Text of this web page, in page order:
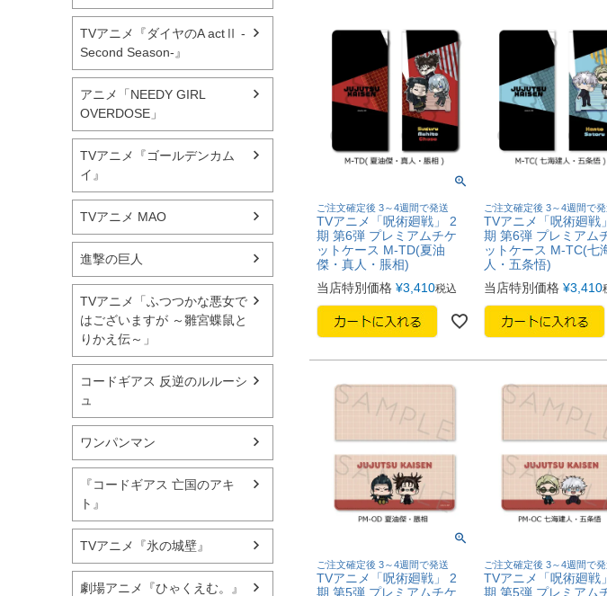
TVアニメ『ダイヤのA actⅡ -
Second Season-』
アニメ「NEEDY GIRL
OVERDOSE」
TVアニメ『ゴールデンカム
イ』
TVアニメ MAO
進撃の巨人
TVアニメ「ふつつかな悪女で
はございますが ～雛宮蝶鼠と
りかえ伝～」
コードギアス 反逆のルルーシ
ュ
ワンパンマン
『コードギアス 亡国のアキ
ト』
TVアニメ『氷の城壁』
劇場アニメ『ひゃくえむ。』
ご注文確定後 3～4週間で発送
TVアニメ「呪術廻戦」 2
期 第6弾 プレミアムチケ
ットケース M-TD(夏油
傑・真人・脹相)
当店特別価格 ¥3,410税込
ご注文確定後 3～4週間で発
TVアニメ「呪術廻戦
期 第6弾 プレミアム
ットケース M-TC(七
人・五条悟)
当店特別価格 ¥3,410
ご注文確定後 3～4週間で発送
TVアニメ「呪術廻戦」 2
期 第5弾 プレミアムチケ
ご注文確定後 3～4週間で発
TVアニメ「呪術廻戦
期 第5弾 プレミアム